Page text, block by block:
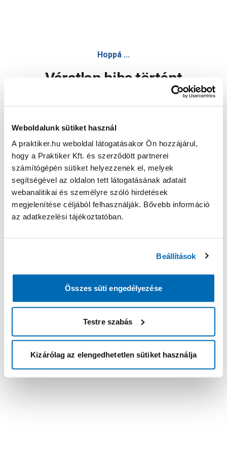
Weboldalunk sütiket használ
A praktiker.hu weboldal látogatásakor Ön hozzájárul,
hogy a Praktiker Kft. és szerződött partnerei
számítógépén sütiket helyezzenek el, melyek
segítségével az oldalon tett látogatásának adatait
webanalitikai és személyre szóló hirdetések
megjelenítése céljából felhasználják. Bővebb információ
az adatkezelési tájékoztatóban.
Beállítások
Összes süti engedélyezése
Testre szabás
Kizárólag az elengedhetetlen sütiket használja
Hoppá ...
Váratlan hiba történt
Oldal újratöltése